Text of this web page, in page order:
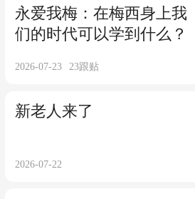
永爱我梅：在梅西身上我
们的时代可以学到什么？
2026-07-23 23跟贴
新老人来了
2026-07-22